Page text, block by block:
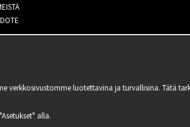
verkkosivustomme luotettavina ja turvallisina. Tätä
alla.